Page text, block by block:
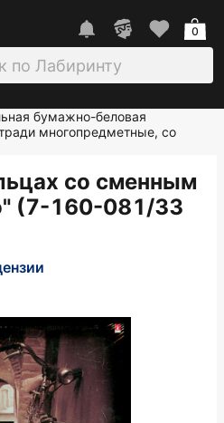
0
бумажно-беловая
многопредметные, со
со сменным
(7-160-081/33